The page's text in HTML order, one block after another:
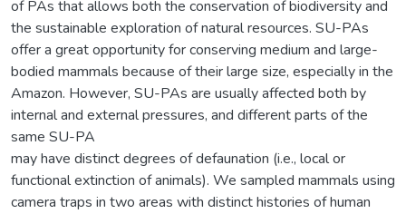
of PAs that allows both the conservation of biodiversity and
the sustainable exploration of natural resources. SU-PAs
offer a great opportunity for conserving medium and large-
bodied mammals because of their large size, especially in the
Amazon. However, SU-PAs are usually affected both by
internal and external pressures, and different parts of the
same SU-PA
may have distinct degrees of defaunation (i.e., local or
functional extinction of animals). We sampled mammals using
camera traps in two areas with distinct histories of human